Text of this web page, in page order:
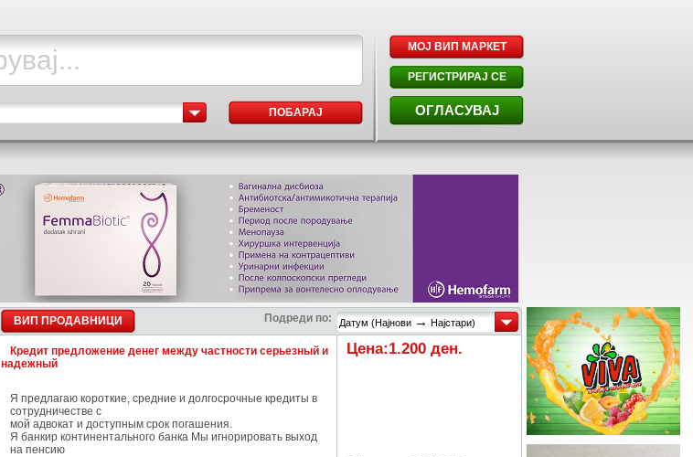
ПОБАРАЈ
МОЈ ВИП МАРКЕТ
РЕГИСТРИРАЈ СЕ
ОГЛАСУВАЈ
ВИП ПРОДАВНИЦИ Подреди по: Датум (Најнови → Најстари)
Кредит предложение денег между частности серьезный и
надежный
Я предлагаю короткие, средние и долгосрочные кредиты в
сотрудничестве с
мой адвокат и доступным срок погашения.
Я банкир континентального банка Мы игнорировать выход
на пенсию
Цена:1.200 ден.